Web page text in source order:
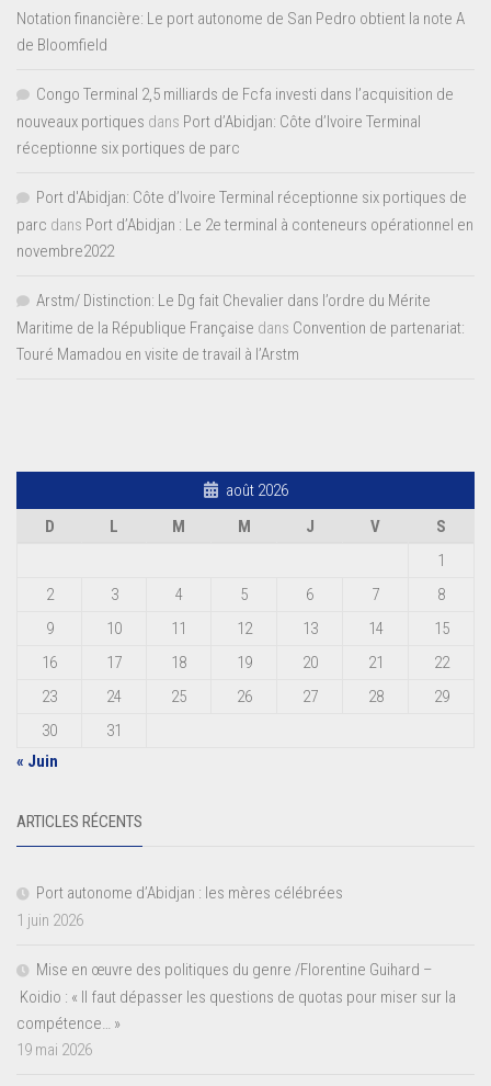
Notation financière: Le port autonome de San Pedro obtient la note A
de Bloomfield
Congo Terminal 2,5 milliards de Fcfa investi dans l’acquisition de
nouveaux portiques dans Port d’Abidjan: Côte d’Ivoire Terminal
réceptionne six portiques de parc
Port d'Abidjan: Côte d’Ivoire Terminal réceptionne six portiques de
parc dans Port d’Abidjan : Le 2e terminal à conteneurs opérationnel en
novembre2022
Arstm/ Distinction: Le Dg fait Chevalier dans l’ordre du Mérite
Maritime de la République Française dans Convention de partenariat:
Touré Mamadou en visite de travail à l’Arstm
août 2026
D
L M M J V
S
1
2
3 4 5 6 7
8
9
10 11 12 13 14
15
16
17 18 19 20 21
22
23
24 25 26 27 28
29
30
31
« Juin
ARTICLES RÉCENTS
Port autonome d’Abidjan : les mères célébrées
1 juin 2026
Mise en œuvre des politiques du genre /Florentine Guihard –
Koidio : « Il faut dépasser les questions de quotas pour miser sur la
compétence… »
19 mai 2026